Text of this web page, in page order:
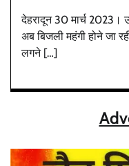
देहरादून 30 मार्च 2023।
अब बिजली महंगी होने जा
लगने […]